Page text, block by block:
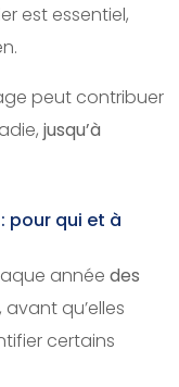
est essentiel,
peut contribuer
jusqu’à
pour qui et à
année des
, avant qu’elles
certains